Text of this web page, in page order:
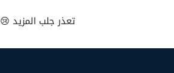
تعذر جلب المزيد 😢